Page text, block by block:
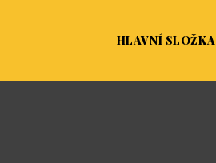
HLAVNÍ SLOŽKA